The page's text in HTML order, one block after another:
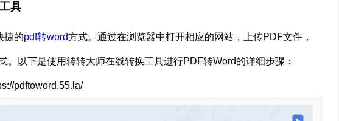
具
捷的pdf转word方式。通过在浏览器中打开相应的网站，上传PDF文件，
。以下是使用转转大师在线转换工具进行PDF转Word的详细步骤：
pdftoword.55.la/